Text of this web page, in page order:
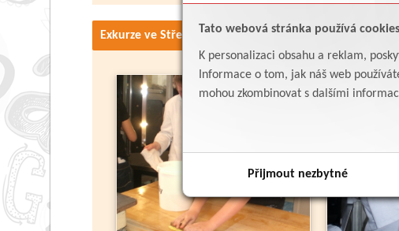
Tato webová stránka používá cookies
K personalizaci obsahu a reklam,
Informace o tom, jak náš web
mohou zkombinovat s dalšími
Přijmout nezbytné
Exkurze ve Střední průmyslové škole potravinářských